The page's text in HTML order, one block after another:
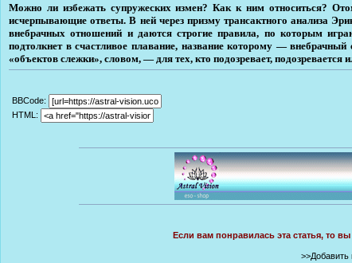
Можно ли избежать супружеских измен? Как к ним относиться?
исчерпывающие ответы. В ней через призму трансактного анализа
внебрачных отношений и даются строгие правила, по которым
подтолкнет в счастливое плавание, название которому —
«объектов слежки», словом, — для тех, кто подозревает, подозревается
BBCode:
HTML:
Если вам понравилась эта статья, то
>>Добавить